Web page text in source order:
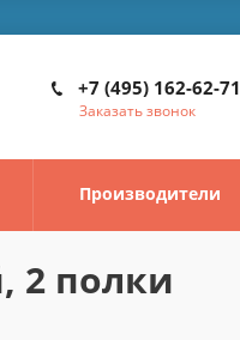
+7 (495) 162-62-71
Заказать звонок
Производители
2 полки